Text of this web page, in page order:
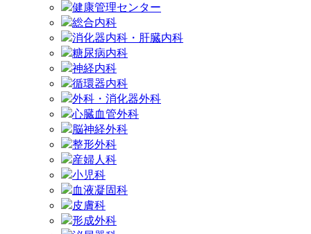
健康管理センター
総合内科
消化器内科・肝臓内科
糖尿病内科
神経内科
循環器内科
外科・消化器外科
心臓血管外科
脳神経外科
整形外科
産婦人科
小児科
血液凝固科
皮膚科
形成外科